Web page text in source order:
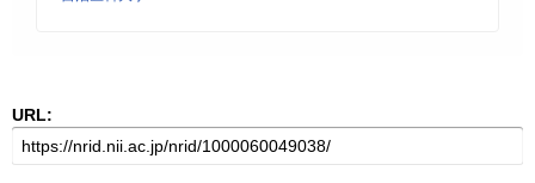
URL: